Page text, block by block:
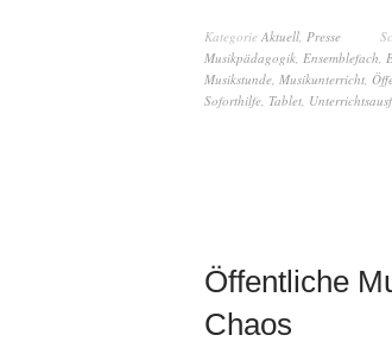
Kategorie Aktuell Presse
Musikpädagogik Ensemblefach
Musikstunde Musikunterricht
Soforthilfe Tablet
Öffentliche
Chaos